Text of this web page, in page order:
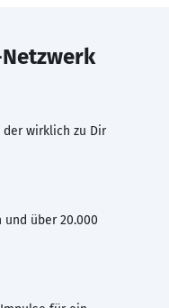
Netzwerk
der wirklich zu Dir
und über 20.000